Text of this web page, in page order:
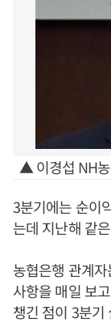
▲ 이경섭 NH
3분기에는 순이
는데 지난해 같
농협은행 관계
사항을 매일 보
챙긴 점이 3분기